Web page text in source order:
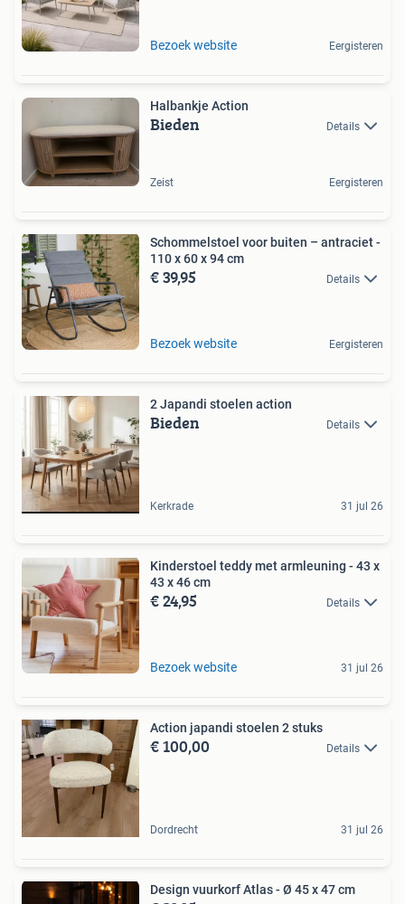
Bezoek website Eergisteren
Halbankje Action
Bieden Details
Zeist Eergisteren
Schommelstoel voor buiten – antraciet -
110 x 60 x 94 cm
€ 39,95 Details
Bezoek website Eergisteren
2 Japandi stoelen action
Bieden Details
Kerkrade 31 jul 26
Kinderstoel teddy met armleuning - 43 x
43 x 46 cm
€ 24,95 Details
Bezoek website 31 jul 26
Action japandi stoelen 2 stuks
€ 100,00 Details
Dordrecht 31 jul 26
Design vuurkorf Atlas - Ø 45 x 47 cm